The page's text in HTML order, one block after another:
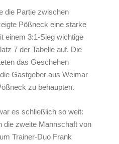
die Partie zwischen
Pößneck eine starke
einem 3:1-Sieg wichtige
7 der Tabelle auf. Die
das Geschehen
Gastgeber aus Weimar
zu behaupten.
es schließlich so weit:
die zweite Mannschaft von
Trainer-Duo Frank